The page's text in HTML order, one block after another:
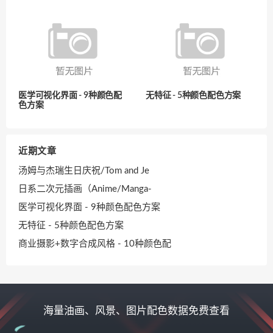
医学可视化界面 - 9种颜色配
色方案
无特征 - 5种颜色配色方案
近期文章
汤姆与杰瑞生日庆祝/Tom and Je
日系二次元插画（Anime/Manga-
医学可视化界面 - 9种颜色配色方案
无特征 - 5种颜色配色方案
商业摄影+数字合成风格 - 10种颜色配
海量油画、风景、图片配色数据免费查看